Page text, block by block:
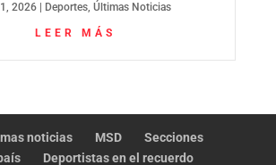
2026 Deportes,Últimas Noticias
LEER MÁS
noticias MSD
Secciones
Deportistas en el recuerdo